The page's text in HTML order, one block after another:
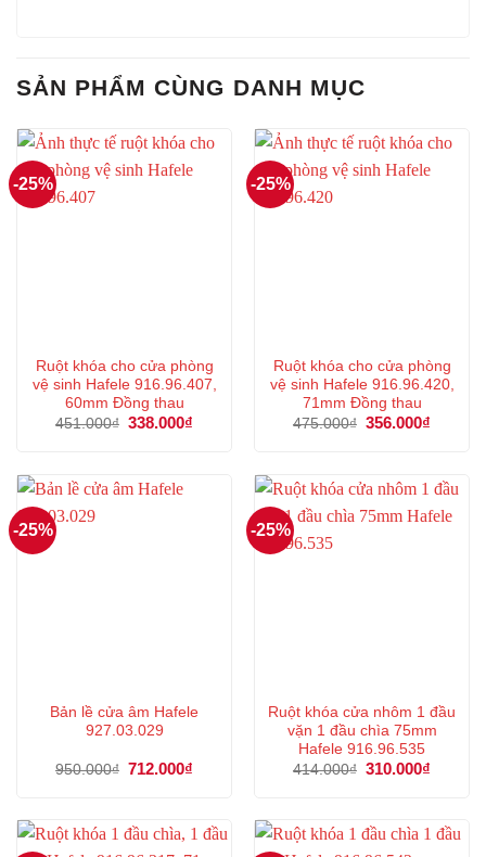
SẢN PHẨM CÙNG DANH MỤC
-25%
Ruột khóa cho cửa phòng
vệ sinh Hafele 916.96.407,
60mm Đồng thau
451.000₫ Giá
338.000₫
338.000₫.
-25%
Ruột khóa cho cửa phòng
vệ sinh Hafele 916.96.420,
71mm Đồng thau
475.000₫ Giá
356.000₫
-25%
Bản lề cửa âm Hafele
927.03.029
950.000₫ Giá
712.000₫
712.000₫.
-25%
Ruột khóa cửa nhôm 1 đầu
vặn 1 đầu chìa 75mm
Hafele 916.96.535
414.000₫ Giá
310.000₫